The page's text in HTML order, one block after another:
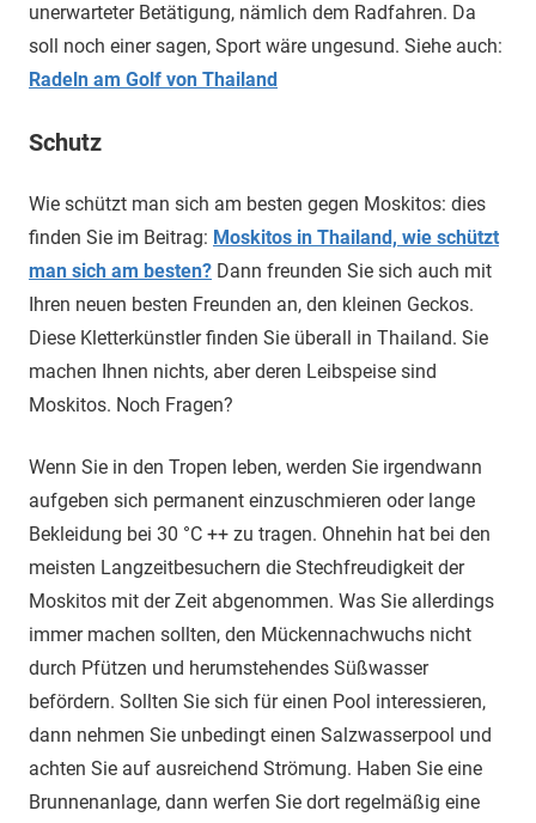
unerwarteter Betätigung, nämlich dem Radfahren. Da
soll noch einer sagen, Sport wäre ungesund. Siehe auch:
Radeln am Golf von Thailand
Schutz
Wie schützt man sich am besten gegen Moskitos: dies
finden Sie im Beitrag: Moskitos in Thailand, wie schützt
man sich am besten? Dann freunden Sie sich auch mit
Ihren neuen besten Freunden an, den kleinen Geckos.
Diese Kletterkünstler finden Sie überall in Thailand. Sie
machen Ihnen nichts, aber deren Leibspeise sind
Moskitos. Noch Fragen?
Wenn Sie in den Tropen leben, werden Sie irgendwann
aufgeben sich permanent einzuschmieren oder lange
Bekleidung bei 30 °C ++ zu tragen. Ohnehin hat bei den
meisten Langzeitbesuchern die Stechfreudigkeit der
Moskitos mit der Zeit abgenommen. Was Sie allerdings
immer machen sollten, den Mückennachwuchs nicht
durch Pfützen und herumstehendes Süßwasser
befördern. Sollten Sie sich für einen Pool interessieren,
dann nehmen Sie unbedingt einen Salzwasserpool und
achten Sie auf ausreichend Strömung. Haben Sie eine
Brunnenanlage, dann werfen Sie dort regelmäßig eine